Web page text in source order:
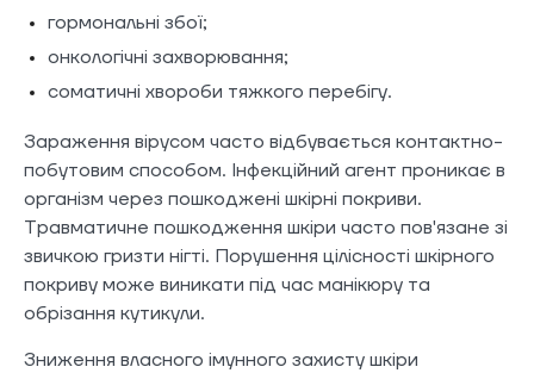
гормональні збої;
онкологічні захворювання;
соматичні хвороби тяжкого перебігу.
Зараження вірусом часто відбувається контактно-
побутовим способом. Інфекційний агент проникає в
організм через пошкоджені шкірні покриви.
Травматичне пошкодження шкіри часто пов'язане зі
звичкою гризти нігті. Порушення цілісності шкірного
покриву може виникати під час манікюру та
обрізання кутикули.
Зниження власного імунного захисту шкіри